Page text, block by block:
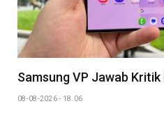
Samsung VP Jawab
08-08-2026 - 18.06